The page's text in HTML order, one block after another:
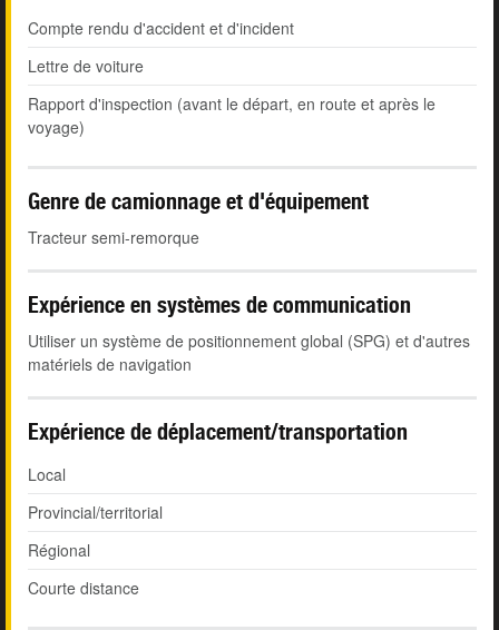
Compte rendu d'accident et d'incident
Lettre de voiture
Rapport d'inspection (avant le départ, en route et après le
voyage)
Genre de camionnage et d'équipement
Tracteur semi-remorque
Expérience en systèmes de communication
Utiliser un système de positionnement global (SPG) et d'autres
matériels de navigation
Expérience de déplacement/transportation
Local
Provincial/territorial
Régional
Courte distance